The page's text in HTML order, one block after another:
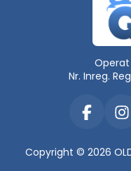
Operat
Nr. Inreg.
Copyright © 2026